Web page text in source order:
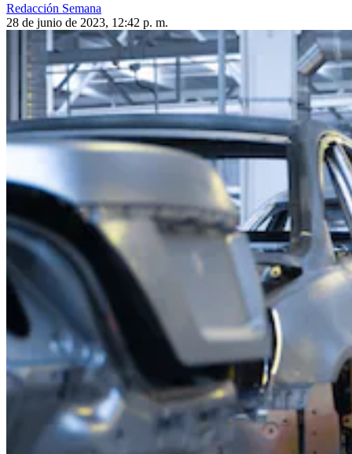
Redacción Semana
28 de junio de 2023, 12:42 p. m.